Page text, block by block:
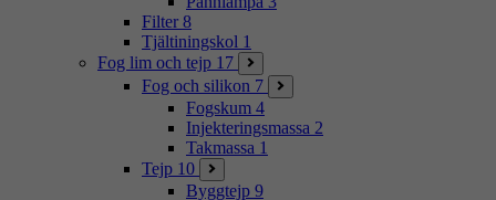
Filter 8
Tjältiningskol 1
Fog lim och tejp 17
Fog och silikon 7
Fogskum 4
Injekteringsmassa 2
Takmassa 1
Tejp 10
Byggtejp 9